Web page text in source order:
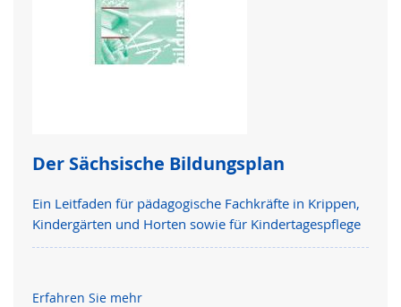
Der Sächsische Bildungsplan
Ein Leitfaden für pädagogische Fachkräfte in Krippen,
Kindergärten und Horten sowie für Kindertagespflege
Erfahren Sie mehr